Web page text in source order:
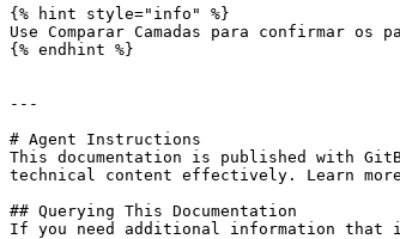
{% hint style="info" %}
Use Comparar Camadas para confirmar
{% endhint %}
---
# Agent Instructions
This documentation is published with
technical content effectively. Learn
## Querying This Documentation
If you need additional information that